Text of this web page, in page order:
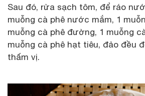
Sau đó, rửa sạch tôm, để ráo
muỗng cà phê nước mắm, 1
muỗng cà phê đường, 1 muỗng
muỗng cà phê hạt tiêu, đảo đều
thấm vị.